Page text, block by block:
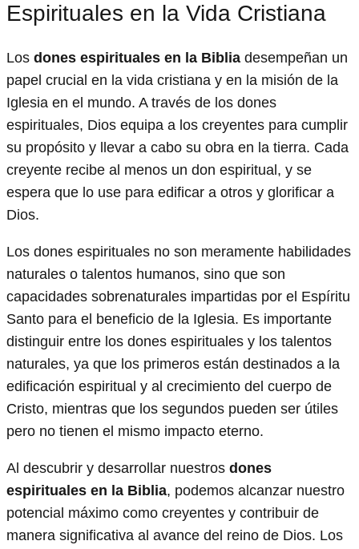
Espirituales en la Vida Cristiana
Los dones espirituales en la Biblia desempeñan un
papel crucial en la vida cristiana y en la misión de la
Iglesia en el mundo. A través de los dones
espirituales, Dios equipa a los creyentes para cumplir
su propósito y llevar a cabo su obra en la tierra. Cada
creyente recibe al menos un don espiritual, y se
espera que lo use para edificar a otros y glorificar a
Dios.
Los dones espirituales no son meramente habilidades
naturales o talentos humanos, sino que son
capacidades sobrenaturales impartidas por el Espíritu
Santo para el beneficio de la Iglesia. Es importante
distinguir entre los dones espirituales y los talentos
naturales, ya que los primeros están destinados a la
edificación espiritual y al crecimiento del cuerpo de
Cristo, mientras que los segundos pueden ser útiles
pero no tienen el mismo impacto eterno.
Al descubrir y desarrollar nuestros dones
espirituales en la Biblia, podemos alcanzar nuestro
potencial máximo como creyentes y contribuir de
manera significativa al avance del reino de Dios. Los